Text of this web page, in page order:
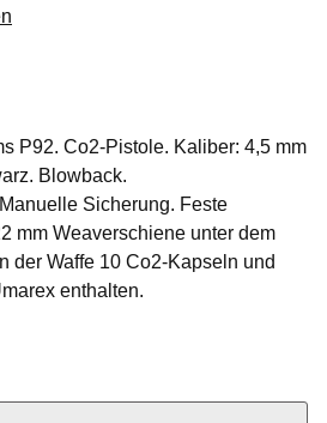
P92. Co2-Pistole. Kaliber: 4,5 mm
Blowback.
Sicherung. Feste
mm Weaverschiene unter dem
der Waffe 10 Co2-Kapseln und
enthalten.